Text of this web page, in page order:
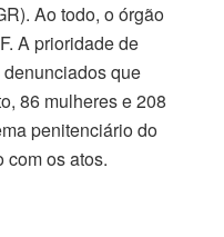
Ao todo, o órgão
A prioridade de
que
86 mulheres e 208
penitenciário do
com os atos.